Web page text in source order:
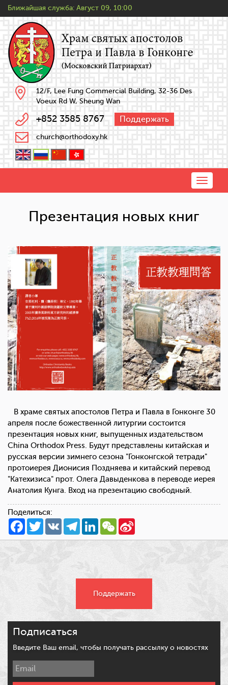
Ближайшая служба: Август 09, 10:00
12/F, Lee Fung Commercial Building, 32-36 Des
Voeux Rd W, Sheung Wan
+852 3585 8767 Поддержать
church@orthodoxy.hk
Toggle
Презентация новых книг
В храме святых апостолов Петра и Павла в Гонконге 30
апреля после божественной литургии состоится
презентация новых книг, выпущенных издательством
China Orthodox Press. Будут представлены китайская и
русская версии зимнего сезона "Гонконгской тетради"
протоиерея Дионисия Поздняева и китайский перевод
"Катехизиса" прот. Олега Давыденкова в переводе иерея
Анатолия Кунга. Вход на презентацию свободный.
Поделиться:
Facebook
TwitterVK TelegramLinkedInWeChat
Поддержать
Подписаться
Введите Ваш email, чтобы получать рассылку о новостях